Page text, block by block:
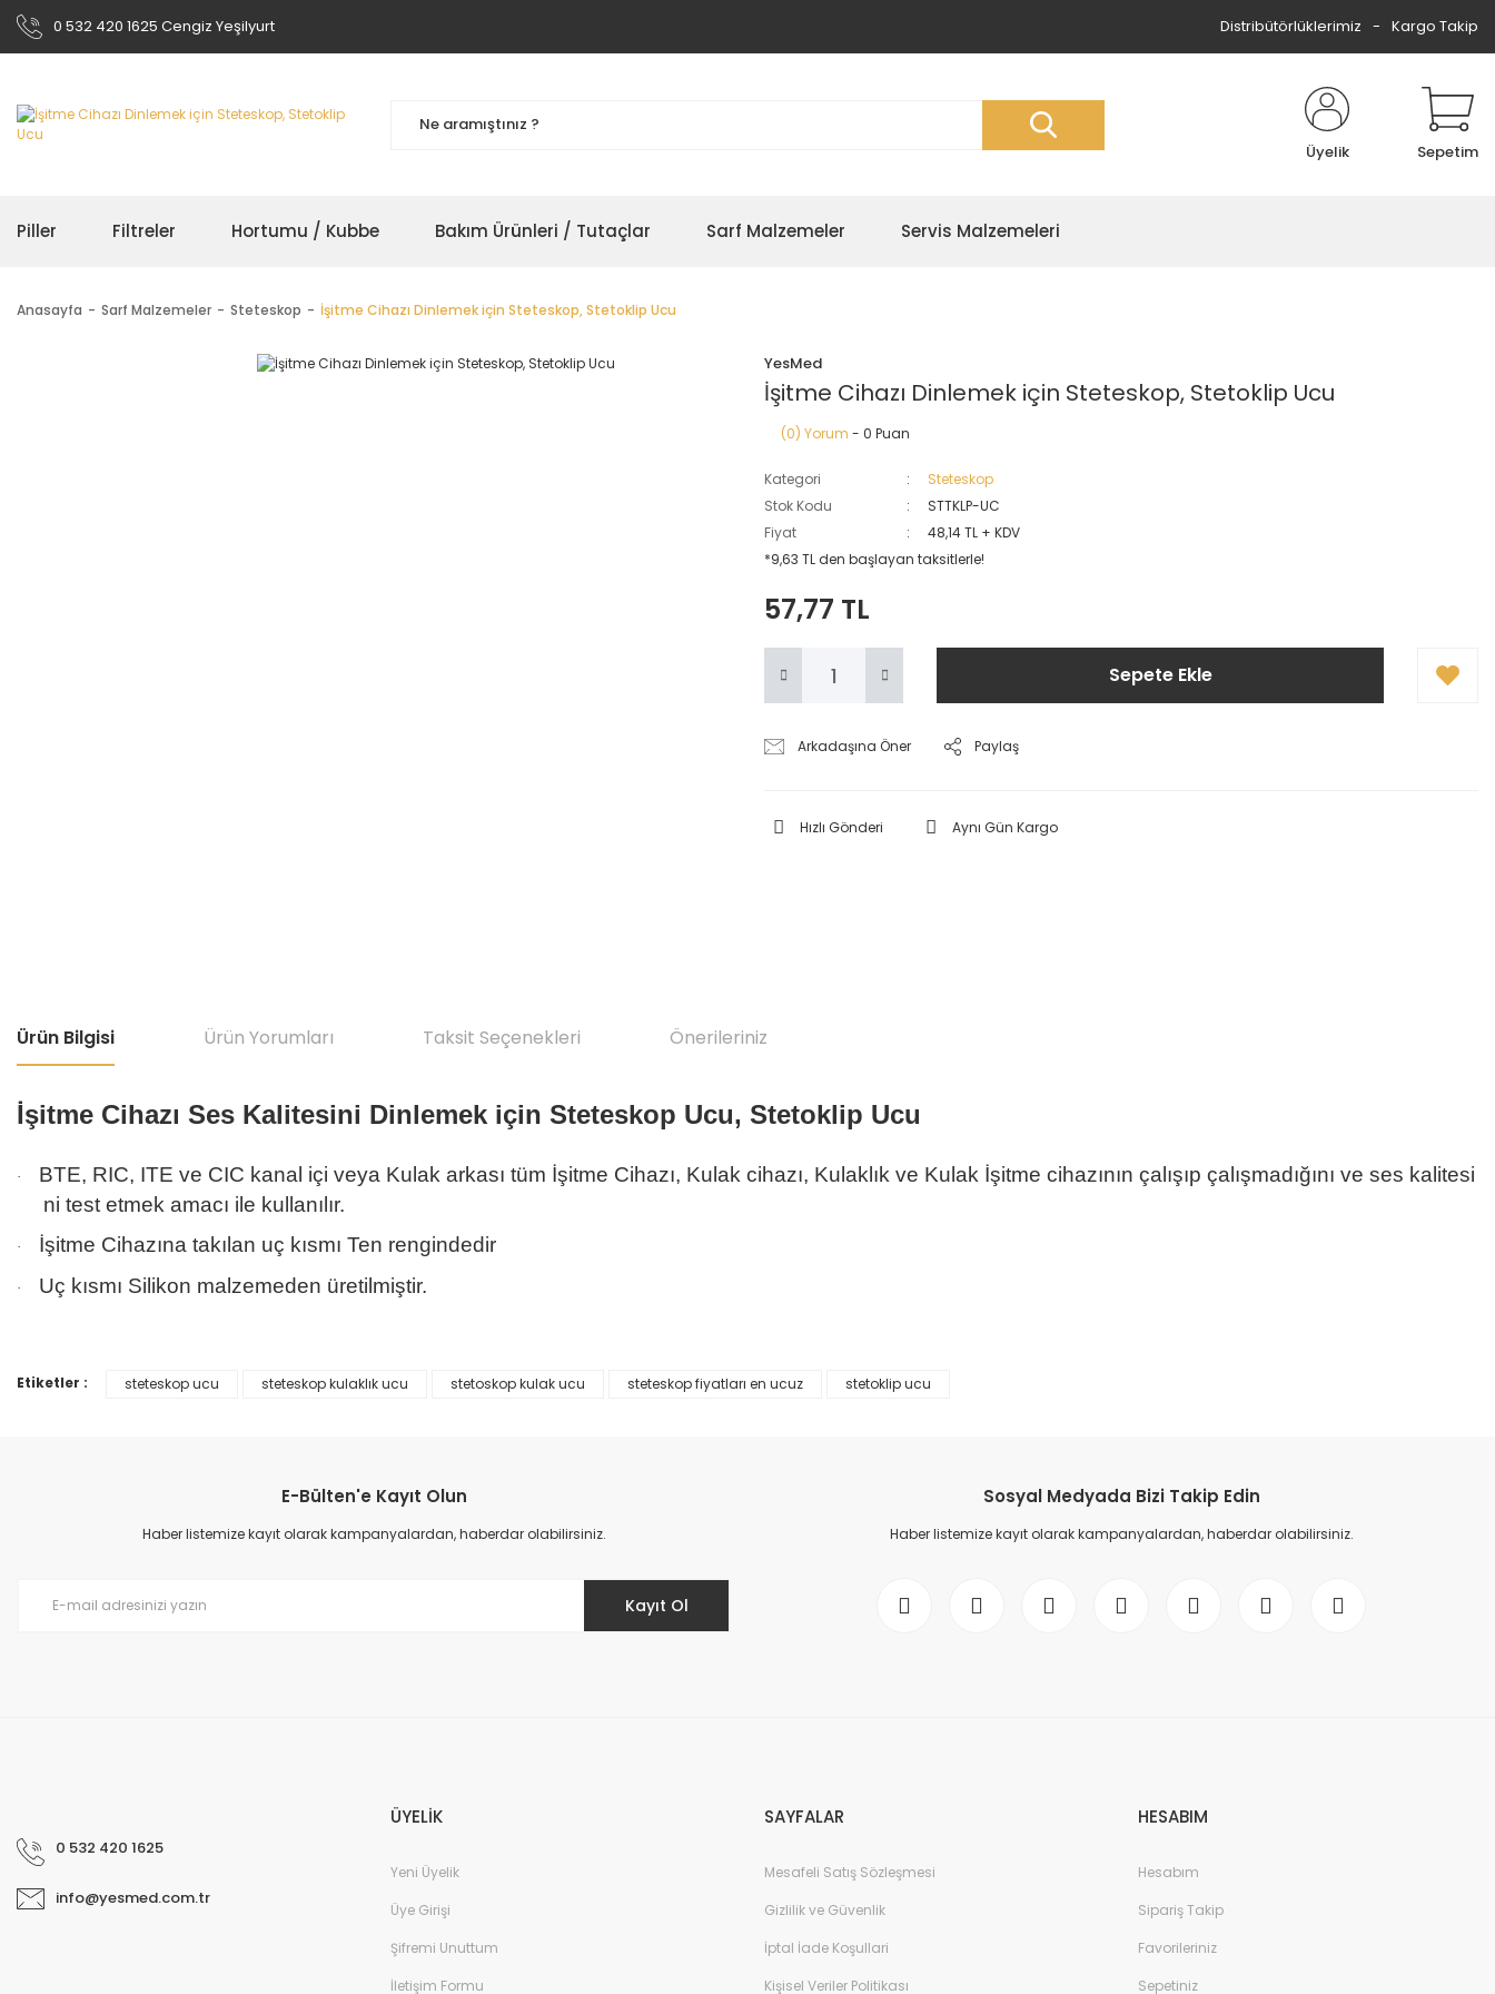
0 532 420 1625 Cengiz Yeşilyurt Distribütörlüklerimiz Kargo Takip
Üyelik Sepetim
Piller Filtreler Hortumu / Kubbe Bakım Ürünleri / Tutaçlar Sarf Malzemeler Servis Malzemeleri
Anasayfa Sarf Malzemeler Steteskop İşitme Cihazı Dinlemek için Steteskop, Stetoklip Ucu
YesMed
İşitme Cihazı Dinlemek için Steteskop, Stetoklip Ucu
(0) Yorum - 0 Puan
Kategori
Steteskop
Stok Kodu
STTKLP-UC
Fiyat
48,14 TL + KDV
*9,63 TL den başlayan taksitlerle!
57,77 TL
Sepete Ekle
Arkadaşına Öner Paylaş
Hızlı Gönderi Aynı Gün Kargo
Ürün Bilgisi Ürün Yorumları Taksit Seçenekleri Önerileriniz
İşitme Cihazı Ses Kalitesini Dinlemek için Steteskop Ucu, Stetoklip Ucu
·
BTE, RIC, ITE ve CIC kanal içi veya Kulak arkası tüm İşitme Cihazı, Kulak cihazı, Kulaklık ve Kulak İşitme cihazının çalışıp çalışmadığını ve ses kalitesi
ni test etmek amacı ile kullanılır.
· İşitme Cihazına takılan uç kısmı Ten rengindedir
· Uç kısmı Silikon malzemeden üretilmiştir.
Bu ürünün fiyat bilgisi, resim, ürün açıklamalarında ve diğer konularda yetersiz gördüğünüz noktaları öneri formunu kullanarak tarafımıza iletebilirsiniz.
Ürün açıklamasında eksik bilgiler bulunuyor.
Ürün bilgilerinde hatalar bulunuyor.
Etiketler : steteskop ucu steteskop kulaklık ucu stetoskop kulak ucu steteskop fiyatları en ucuz stetoklip ucu
E-Bülten'e Kayıt Olun
Haber listemize kayıt olarak kampanyalardan, haberdar olabilirsiniz.
Kayıt Ol
Sosyal Medyada Bizi Takip Edin
Haber listemize kayıt olarak kampanyalardan, haberdar olabilirsiniz.
0 532 420 1625
info@yesmed.com.tr
ÜYELİK
Yeni Üyelik
Üye Girişi
Şifremi Unuttum
İletişim Formu
SAYFALAR
Mesafeli Satış Sözleşmesi
Gizlilik ve Güvenlik
İptal İade Koşullari
Kişisel Veriler Politikası
HESABIM
Hesabım
Sipariş Takip
Favorileriniz
Sepetiniz